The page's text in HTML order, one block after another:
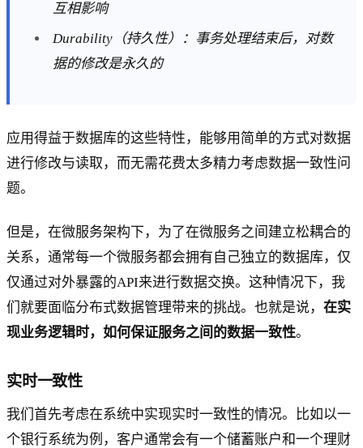
互相影响
Durability（持久性）：事务处理结束后，对数
据的修改是永久的
应用得益于数据库的这些特性，能够用简单的方式对数据
进行修改与读取，而无需花费太多精力考虑数据一致性问
题。
但是，在微服务架构下，为了在微服务之间建立松耦合的
关系，通常每一个微服务都会拥有自己独立的数据库，仅
仅通过对外暴露的API来进行数据交换。这种情况下，我
们就要面临分布式数据管理带来的挑战。也就是说， 在实
现业务逻辑时，如何保证服务之间的数据一致性。
实时一致性
我们首先考虑在系统中实现实时一致性的情况。比如以一
个银行系统为例，客户通常会有一个储蓄账户和一个理财